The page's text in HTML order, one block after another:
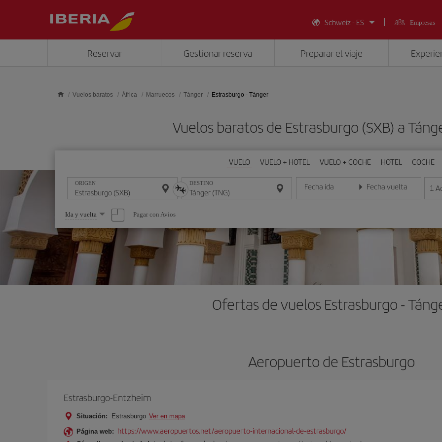
Schweiz - ES
Empresas
Reservar Gestionar reserva Preparar el viaje
Vuelos baratos África Marruecos Tánger Estrasburgo - Tánger
Vuelos baratos de Estrasburgo (SXB) a
VUELO VUELO + HOTEL VUELO + COCHE HOTEL COCHE
ORIGEN DESTINO Fecha ida
Introduce la fecha en formato día/mes/año
Fecha vuelta
Introduce la fecha en 1
Seleccione
una
opción
Ida y vuelta Pagar con Avios
Ofertas de vuelos Estrasburgo -
Aeropuerto de Estrasburgo
Estrasburgo-Entzheim
Situación: Estrasburgo Ver en mapa
Página web: https://www.aeropuertos.net/aeropuerto-internacional-de-estrasburgo/